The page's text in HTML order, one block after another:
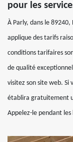
pour les
À Parly, dans le
applique des tarifs
conditions tarifaires
de qualité
visitez son site web. Si
établira gratuitement
Appelez-le pendant